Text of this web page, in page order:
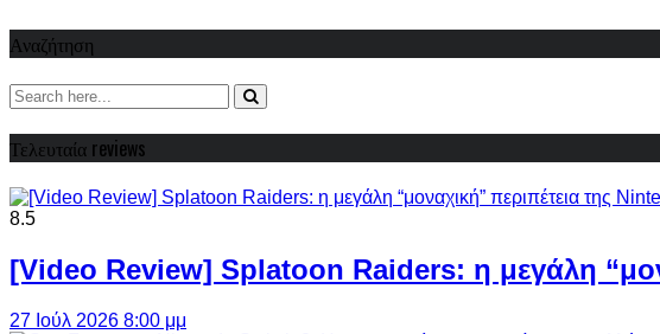
Αναζήτηση
Τελευταία reviews
8.5
[Video Review] Splatoon Raiders: η μεγάλη
27 Ιούλ 2026 8:00 μμ